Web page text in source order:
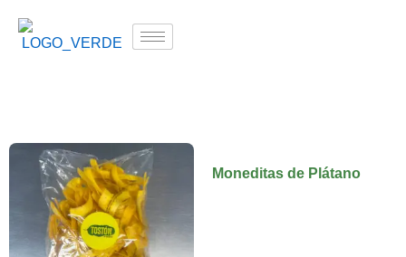
Moneditas de Plátano